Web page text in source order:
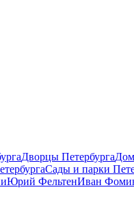
Дворцы Петербурга
Сады и парки
Юрий ФельтенИван